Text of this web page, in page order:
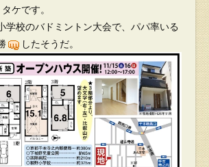
ケです。
学校のバドミントン大会で、パパ率いる
したそうだ。